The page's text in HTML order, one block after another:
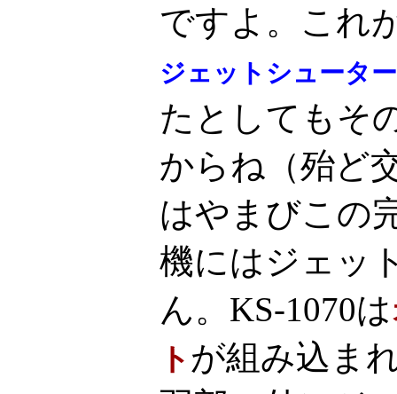
ですよ。これ
ジェットシューター
たとしてもそ
からね（殆ど
はやまびこの
機にはジェッ
ん。KS-1070は
ト が組み込ま